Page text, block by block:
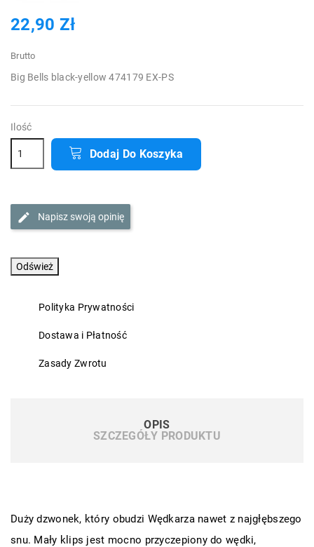
22,90 Zł
Brutto
Big Bells black-yellow 474179 EX-PS
Ilość
Dodaj Do Koszyka
Napisz swoją opinię
Polityka Prywatności
Dostawa i Płatność
Zasady Zwrotu
OPIS
SZCZEGÓŁY PRODUKTU
Duży dzwonek, który obudzi Wędkarza nawet z najgłębszego
snu. Mały klips jest mocno przyczepiony do wędki,